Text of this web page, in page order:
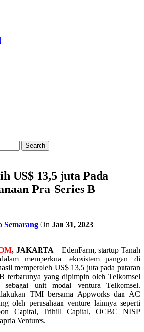
US$ 13,5 juta Pada
Pra-Series B
Semarang On Jan 31, 2023
, JAKARTA – EdenFarm, startup Tanah
memperkuat ekosistem pangan di
memperoleh US$ 13,5 juta pada putaran
terbarunya yang dipimpin oleh Telkomsel
unit modal ventura Telkomsel.
TMI bersama Appworks dan AC
oleh perusahaan venture lainnya seperti
Capital, Trihill Capital, OCBC NISP
Ventures.